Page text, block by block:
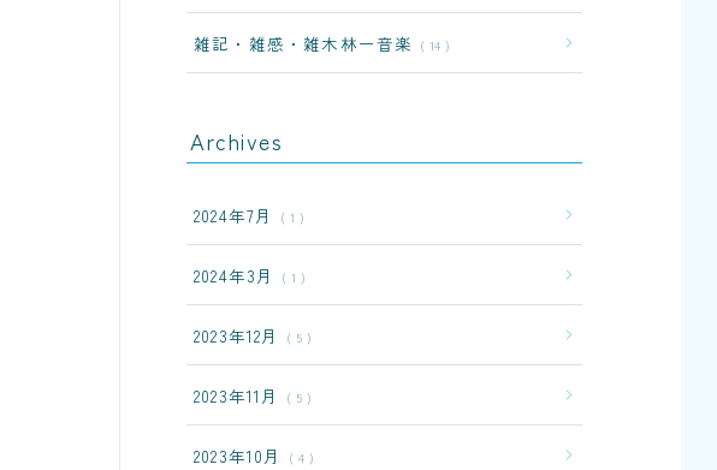
雑記・雑感・雑木林ー音楽 14
Archives
2024年7月 1
2024年3月 1
2023年12月 5
2023年11月 5
2023年10月 4